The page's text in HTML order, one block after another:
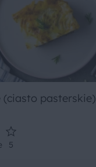
(ciasto pasterskie)
5